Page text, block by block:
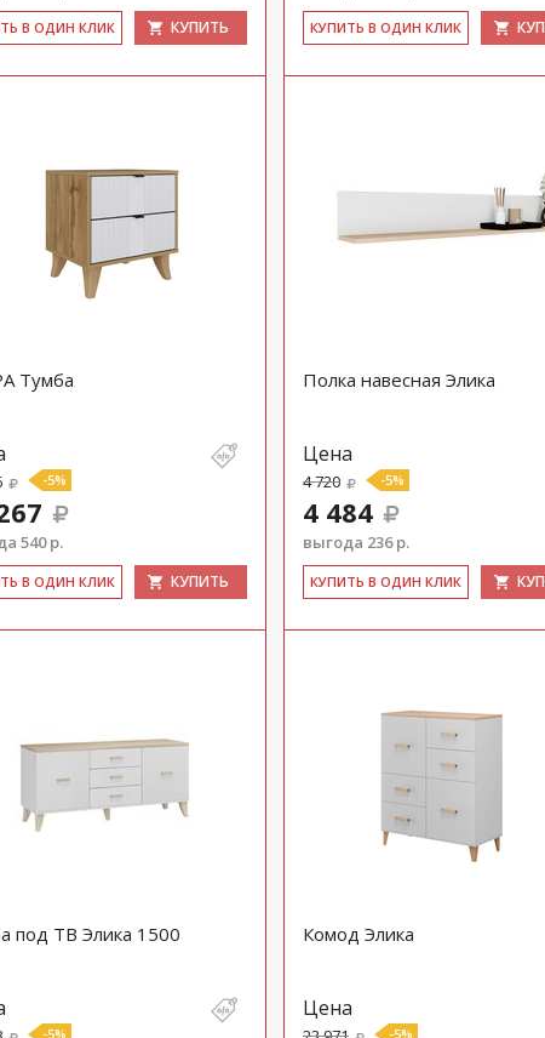
В ОДИН КЛИК КУПИТЬ КУ­ПИТЬ В ОДИН КЛИК
Тумба
-5%
540 р.
В ОДИН КЛИК КУПИТЬ
Полка навесная Элика
Цена
4 720 -5%
4 484
выгода 236 р.
КУ­ПИТЬ В ОДИН КЛИК
под ТВ Элика 1500
-5%
Комод Элика
Цена
-5%